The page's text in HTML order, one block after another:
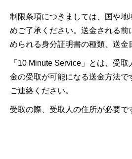
制限条項につきましては、国や
めご了承ください。送金される
められる身分証明書の種類、送金
「10 Minute Service」とは、受
金の受取が可能になる送金方法
ご連絡ください。
受取の際、受取人の住所が必要で